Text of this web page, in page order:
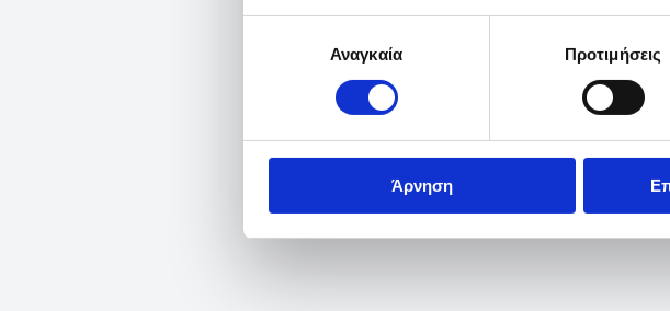
συγκατάθεσηςΑναγκαία Προτιμήσεις
Άρνηση